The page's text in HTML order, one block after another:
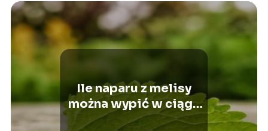
Ile naparu z melisy
można wypić w ciągu
dnia?